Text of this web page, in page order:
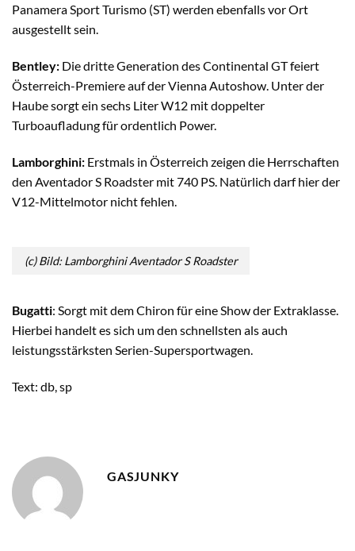
Panamera Sport Turismo (ST) werden ebenfalls vor Ort
ausgestellt sein.
Bentley: Die dritte Generation des Continental GT feiert
Österreich-Premiere auf der Vienna Autoshow. Unter der
Haube sorgt ein sechs Liter W12 mit doppelter
Turboaufladung für ordentlich Power.
Lamborghini: Erstmals in Österreich zeigen die Herrschaften
den Aventador S Roadster mit 740 PS. Natürlich darf hier der
V12-Mittelmotor nicht fehlen.
(c) Bild: Lamborghini Aventador S Roadster
Bugatti: Sorgt mit dem Chiron für eine Show der Extraklasse.
Hierbei handelt es sich um den schnellsten als auch
leistungsstärksten Serien-Supersportwagen.
Text: db, sp
GASJUNKY